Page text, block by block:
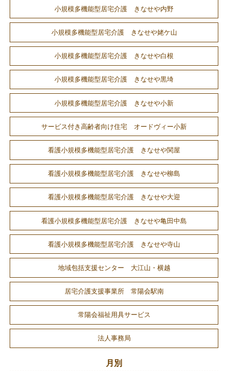
小規模多機能型居宅介護 きなせや内野
小規模多機能型居宅介護 きなせや姥ケ山
小規模多機能型居宅介護 きなせや白根
小規模多機能型居宅介護 きなせや黒埼
小規模多機能型居宅介護 きなせや小新
サービス付き高齢者向け住宅 オードヴィー小新
看護小規模多機能型居宅介護 きなせや関屋
看護小規模多機能型居宅介護 きなせや柳島
看護小規模多機能型居宅介護 きなせや大迎
看護小規模多機能型居宅介護 きなせや亀田中島
看護小規模多機能型居宅介護 きなせや寺山
地域包括支援センター 大江山・横越
居宅介護支援事業所 常陽会駅南
常陽会福祉用具サービス
法人事務局
月別